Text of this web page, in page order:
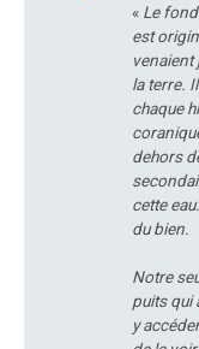
« Le
est
venaient
la terre.
chaque
dehors
cette
du bien.
Notre
puits qui
y